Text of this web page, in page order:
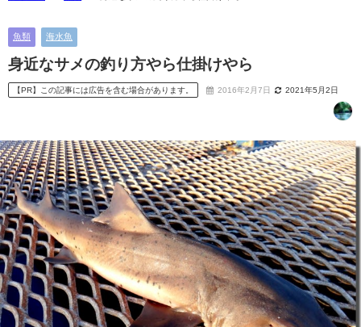
魚類 海水魚
身近なサメの釣り方やら仕掛けやら
【PR】この記事には広告を含む場合があります。 2016年2月7日 2021年5月2日